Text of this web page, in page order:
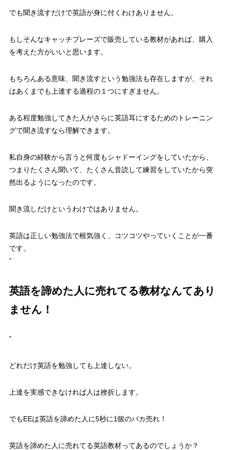
でも聞き流すだけで英語が身に付くわけありません。
もしそんなキャッチプレーズで販売している教材があれば、購入
を考えた方がいいと思います。
もちろんある意味、聞き流すという勉強法も存在しますが、それ
はあくまでも上達する過程の１つにすぎません。
ある程度勉強してきた人がさらに英語耳にするためのトレーニン
グで聞き流すなら理解できます。
私自身の経験から言うと何度もシャドーイングをしていたから、
つまりたくさん聞いて、たくさん音読して練習をしていたから突
然出るようになったのです。
聞き流しだけというわけではありません。
英語は正しい勉強法で根気強く、コツコツやっていくことが一番
です。
”
英語を諦めた人に売れてる教材なんてあり
ません！
”
どれだけ英語を勉強しても上達しない。
上達を実感できなければ人は挫折します。
でもEEは英語を諦めた人に5秒に1個のバカ売れ！
英語を諦めた人に売れてる英語教材ってあるのでしょうか？